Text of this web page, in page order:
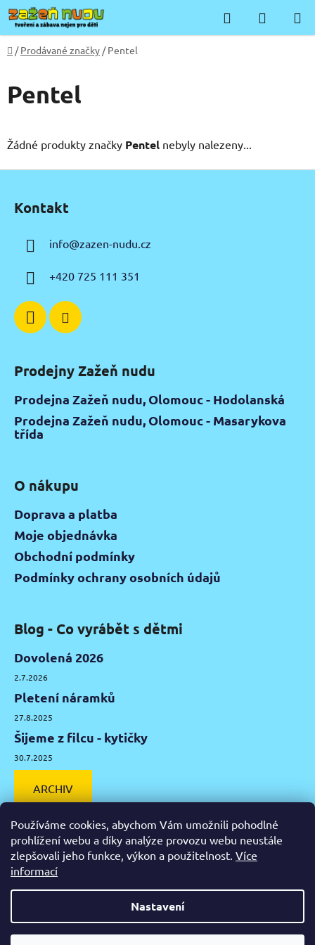
Používáme cookies, abychom Vám umožnili pohodlné
prohlížení webu a díky analýze provozu webu neustále
zlepšovali jeho funkce, výkon a použitelnost. Více
informací
Nastavení
Přejít
na
obsah
Hledat
KOŠÍK
Domů
/ Prodávané značky / Pentel
Pentel
Žádné produkty značky Pentel nebyly nalezeny...
Kontakt
info@zazen-nudu.cz
+420 725 111 351
Prodejny Zažeň nudu
Prodejna Zažeň nudu, Olomouc - Hodolanská
Prodejna Zažeň nudu, Olomouc - Masarykova
třída
O nákupu
Doprava a platba
Moje objednávka
Obchodní podmínky
Podmínky ochrany osobních údajů
Blog - Co vyrábět s dětmi
Dovolená 2026
2.7.2026
Pletení náramků
27.8.2025
Šijeme z filcu - kytičky
30.7.2025
ARCHIV
Facebook
Vytvořil Shoptet